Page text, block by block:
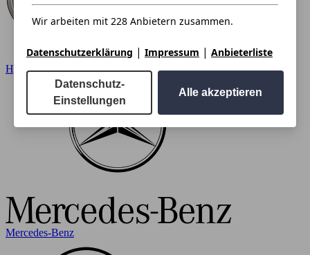
Hyundai
Mercedes-Benz
Wir arbeiten mit 228 Anbietern zusammen.
Datenschutzerklärung | Impressum | Anbieterliste
Datenschutz-
Einstellungen
Alle akzeptieren